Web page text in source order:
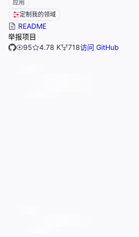
应用
定制我的领域
README
举报项目
95
4.78 K 718访问 GitHub